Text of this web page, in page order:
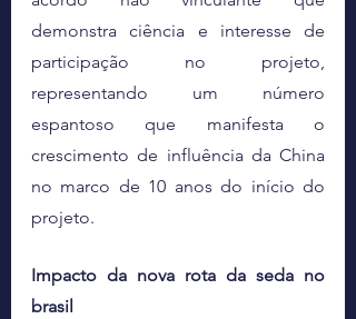
demonstra ciência e interesse de
participação no projeto,
representando um número
espantoso que manifesta o
crescimento de influência da China
no marco de 10 anos do início do
projeto.
Impacto da nova rota da seda no
brasil